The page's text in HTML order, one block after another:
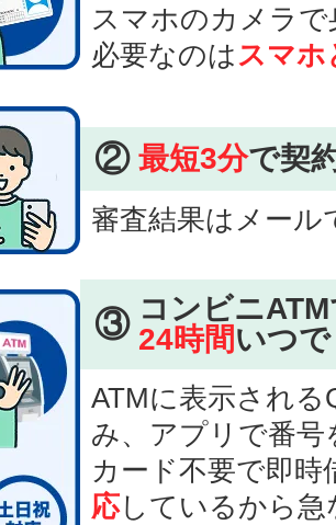
スマホのカメラ
必要なのはスマホ
② 最短3分で契
審査結果はメール
③ コンビニ
24時間いつ
ATMに表示され
み、アプリで番
カード不要で即時
応しているから急